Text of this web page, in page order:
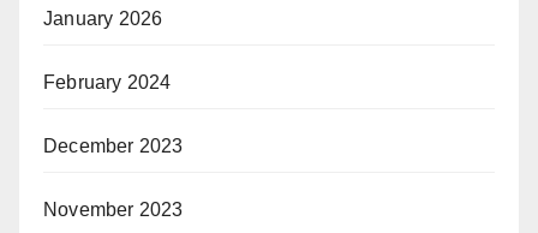
January 2026
February 2024
December 2023
November 2023